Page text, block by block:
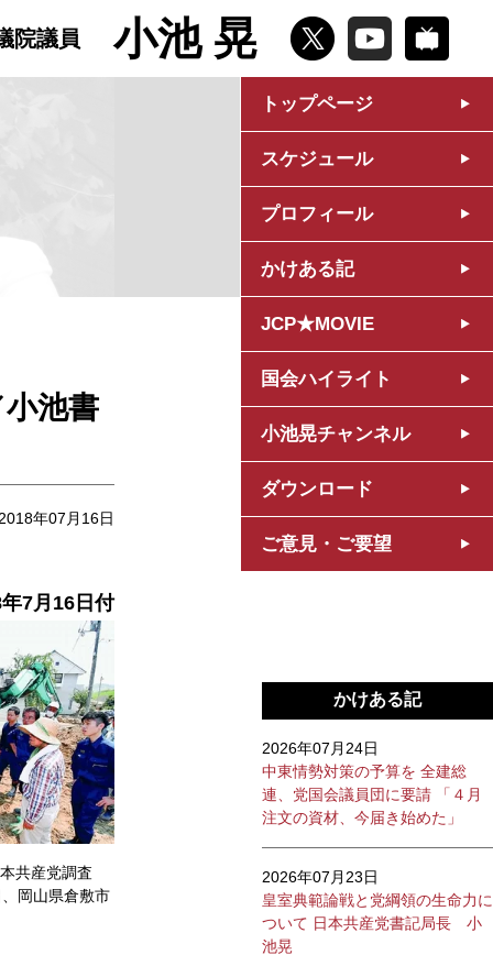
院議員 小池 晃
トップページ
スケジュール
プロフィール
かけある記
JCP★MOVIE
国会ハイライト
小池晃チャンネル
ダウンロード
ご意見・ご要望
池書
2018年07月16日
7月16日付
共産党調査
岡山県倉敷市
かけある記
2026年07月24日
中東情勢対策の予算を 全建総
連、党国会議員団に要請 「４月
注文の資材、今届き始めた」
2026年07月23日
皇室典範論戦と党綱領の生命力に
ついて 日本共産党書記局長 小
池晃